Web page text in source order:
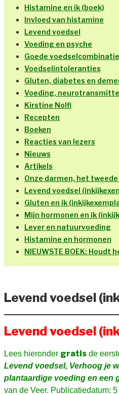
Histamine en ik (boek)
Invloed van histamine
Levend voedsel
Voeding en psyche
Goede
Voedselintoleranties
Gluten, diabetes en
Voeding,
Kirstine Nolfi
Recepten
Boeken
Reacties van lezers
Nieuws
Artikels
Onze darmen, het
Levend voedsel
Gluten en ik
Mijn hormonen en ik
Lever en natuurvoeding
Histamine en hormonen
NIEUWSTE BOEK: Houdt
Levend voedsel
Levend voedsel
Lees hieronder gratis de
Levend voedsel, Verhoog je
plantaardige voeding en een
van de Veer. Publicatiedatum: